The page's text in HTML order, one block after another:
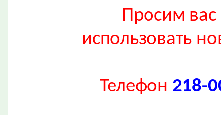
Просим
использовать
Телефон 218-